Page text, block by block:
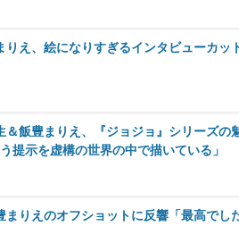
え、絵になりすぎるインタビューカッ
＆飯豊まりえ、『ジョジョ』シリーズ
提示を虚構の世界の中で描いている」
まりえのオフショットに反響「最高でし